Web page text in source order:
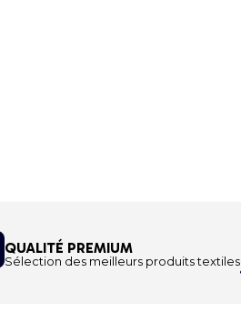
QUALITÉ PREMIUM
Sélection des meilleurs produits textiles